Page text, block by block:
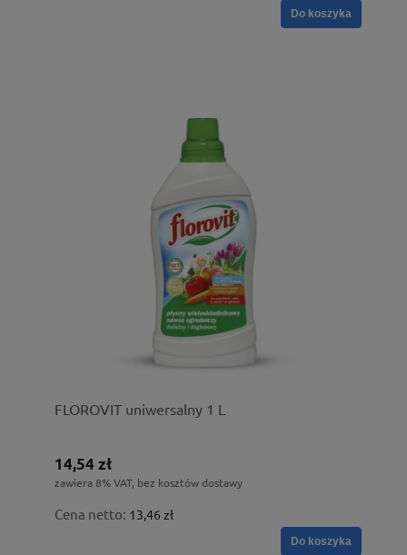
Do koszyka
FLOROVIT uniwersalny 1 L
14,54 zł
zawiera 8% VAT, bez kosztów dostawy
Cena netto: 13,46 zł
Do koszyka